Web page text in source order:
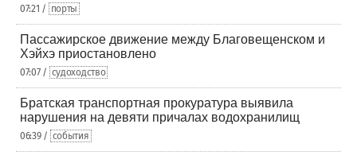
07:21 / порты
Пассажирское движение между Благовещенском и
Хэйхэ приостановлено
07:07 / судоходство
Братская транспортная прокуратура выявила
нарушения на девяти причалах водохранилищ
06:39 / события